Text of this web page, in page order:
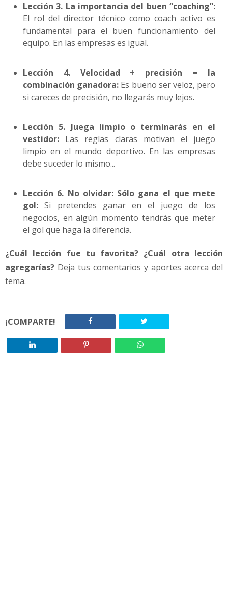
Lección 3. La importancia del buen “coaching”:
El rol del director técnico como coach activo es
fundamental para el buen funcionamiento del
equipo. En las empresas es igual.
Lección 4. Velocidad + precisión = la
combinación ganadora: Es bueno ser veloz, pero
si careces de precisión, no llegarás muy lejos.
Lección 5. Juega limpio o terminarás en el
vestidor: Las reglas claras motivan el juego
limpio en el mundo deportivo. En las empresas
debe suceder lo mismo...
Lección 6. No olvidar: Sólo gana el que mete
gol: Si pretendes ganar en el juego de los
negocios, en algún momento tendrás que meter
el gol que haga la diferencia.
¿Cuál lección fue tu favorita? ¿Cuál otra lección
agregarías? Deja tus comentarios y aportes acerca del
tema.
¡COMPARTE!